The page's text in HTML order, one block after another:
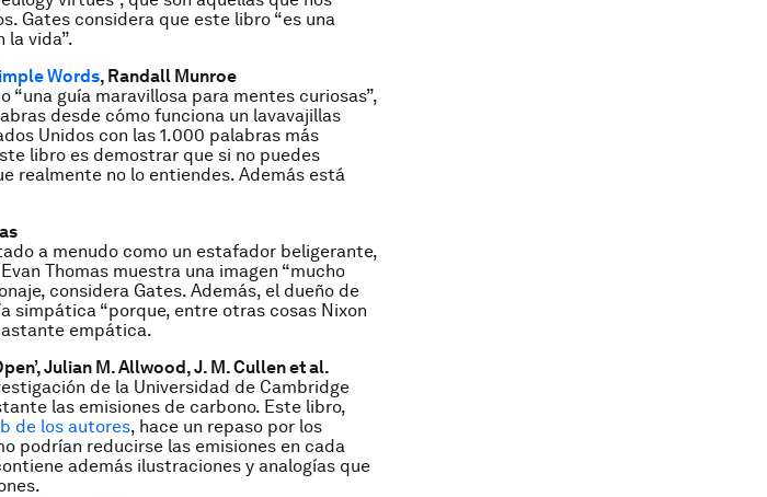
Gates considera que este libro “es una
la vida”.
Words, Randall Munroe
guía maravillosa para mentes curiosas”,
desde cómo funciona un lavavajillas
Unidos con las 1.000 palabras más
libro es demostrar que si no puedes
realmente no lo entiendes. Además está
a menudo como un estafador beligerante,
Thomas muestra una imagen “mucho
considera Gates. Además, el dueño de
simpática “porque, entre otras cosas Nixon
empática.
Julian M. Allwood, J. M. Cullen et al.
de la Universidad de Cambridge
las emisiones de carbono. Este libro,
de los autores, hace un repaso por los
podrían reducirse las emisiones en cada
además ilustraciones y analogías que